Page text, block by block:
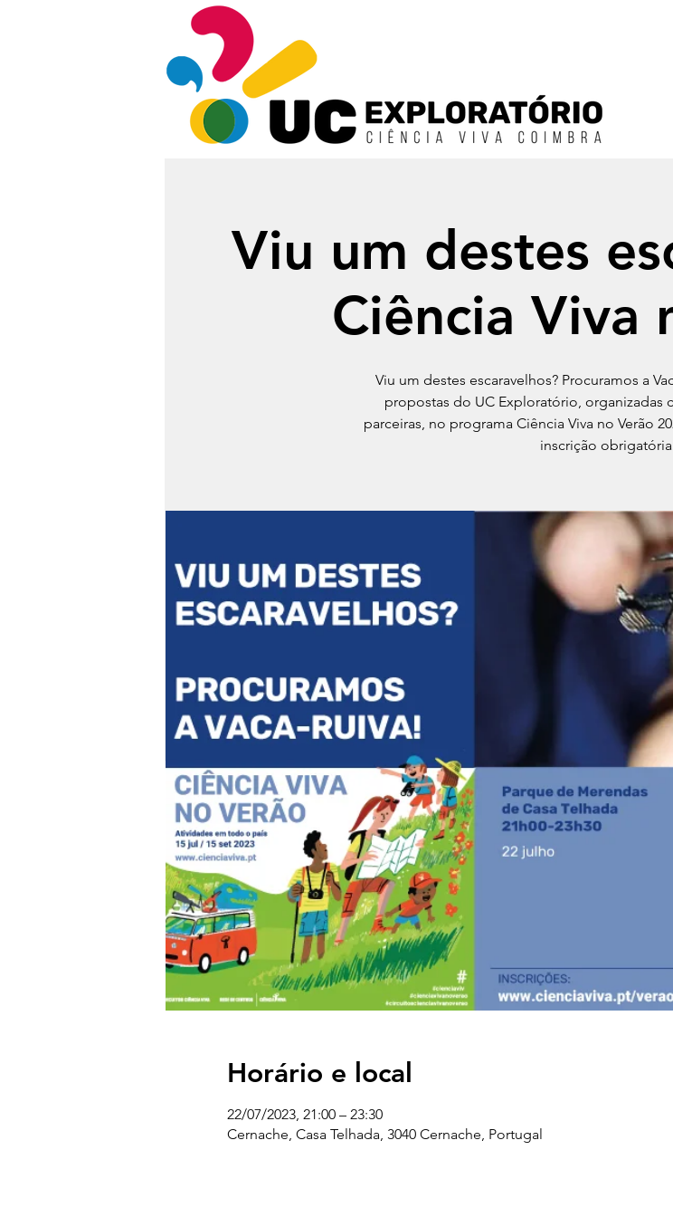
Viu um destes
Ciência Viva
Viu um destes escaravelhos? Procuramos a
propostas do UC Exploratório, organizadas
parceiras, no programa Ciência Viva no Verão
inscrição
Horário e local
22/07/2023, 21:00 – 23:30
Cernache, Casa Telhada, 3040 Cernache, Portugal